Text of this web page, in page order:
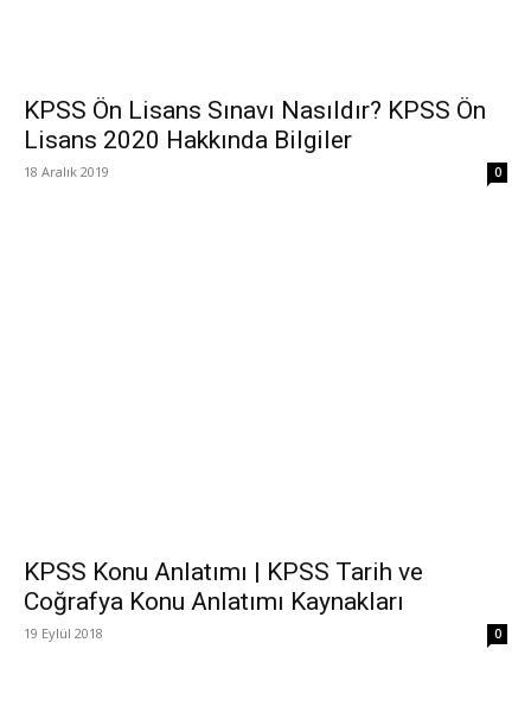
KPSS Ön Lisans Sınavı Nasıldır? KPSS Ön
Lisans 2020 Hakkında Bilgiler
18 Aralık 2019 0
KPSS Konu Anlatımı | KPSS Tarih ve
Coğrafya Konu Anlatımı Kaynakları
19 Eylül 2018 0